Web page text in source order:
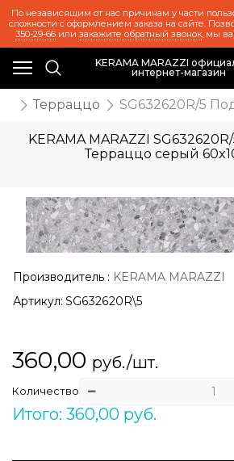
По независящим от нас причинам у части
сложности с оформлением заказа на сайте.
350-29-66или закажите обратный звонок, мы
KERAMA MARAZZI
интернет-магазин
Терраццо SG632620R/5
KERAMA MARAZZI
Терраццо серый
Производитель : KERAMA MARAZZI
Артикул: SG632620R\5
360,00 руб./шт.
Количество
Итого: 360,00 руб.